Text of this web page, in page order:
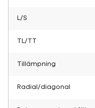
L/S
TL/TT
Tillämpning
Radial/diagonal